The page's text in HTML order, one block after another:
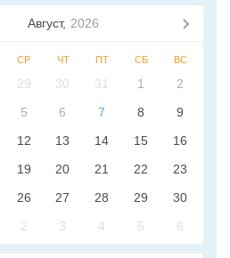
Август, 2026
СР ЧТ ПТ СБ ВС
29 30 31 1
2
5 6 7 8
9
12 13 14 15
16
19 20 21 22
23
26 27 28 29
30
2 3 4 5 6